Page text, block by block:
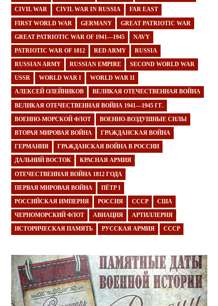
CIVIL WAR CIVIL WAR IN RUSSIA FAR EAST
FIRST WORLD WAR GERMANY GREAT PATRIOTIC WAR
GREAT PATRIOTIC WAR OF 1941—1945 NAVY
PATRIOTIC WAR OF 1812 RED ARMY RUSSIA
RUSSIAN ARMY RUSSIAN EMPIRE SECOND WORLD WAR
USSR WORLD WAR I WORLD WAR II
АЛЕКСЕЙ ОЛЕЙНИКОВ ВЕЛИКАЯ ОТЕЧЕСТВЕННАЯ ВОЙНА
ВЕЛИКАЯ ОТЕЧЕСТВЕННАЯ ВОЙНА 1941—1945 ГГ.
ВОЕННО-МОРСКОЙ ФЛОТ ВОЕННО-ВОЗДУШНЫЕ СИЛЫ
ВТОРАЯ МИРОВАЯ ВОЙНА ГРАЖДАНСКАЯ ВОЙНА
ГЕРМАНИЯ ГРАЖДАНСКАЯ ВОЙНА В РОССИИ
ДАЛЬНИЙ ВОСТОК КРАСНАЯ АРМИЯ
ОТЕЧЕСТВЕННАЯ ВОЙНА 1812 ГОДА
ПЕРВАЯ МИРОВАЯ ВОЙНА ПЁТР I
РОССИЙСКАЯ ИМПЕРИЯ РОССИЯ СССР США
ЧЕРНОМОРСКИЙ ФЛОТ АВИАЦИЯ АРТИЛЛЕРИЯ
ИСТОРИЧЕСКАЯ ПАМЯТЬ РУССКАЯ АРМИЯ СССР